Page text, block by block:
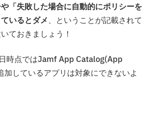
「失敗した場合に自動的にポリシーを
いるとダメ、ということが記載されて
ておきましょう！
時点ではJamf App Catalog(App
しているアプリは対象にできないよ